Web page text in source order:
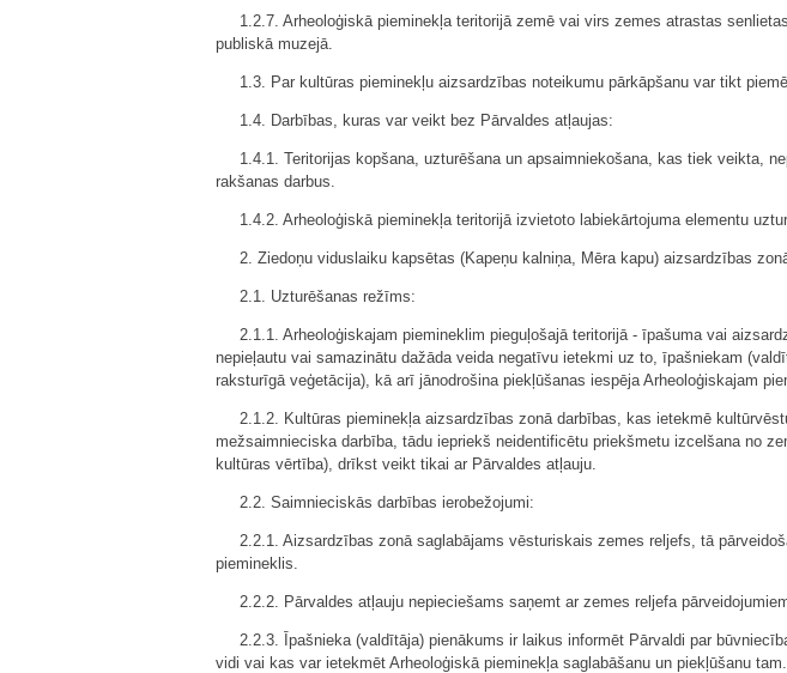
1.2.7. Arheoloģiskā pieminekļa teritorijā zemē vai virs zemes atrastas
publiskā muzejā.
1.3. Par kultūras pieminekļu aizsardzības noteikumu pārkāpšanu var tikt
1.4. Darbības, kuras var veikt bez Pārvaldes atļaujas:
1.4.1. Teritorijas kopšana, uzturēšana un apsaimniekošana, kas tiek veikta,
rakšanas darbus.
1.4.2. Arheoloģiskā pieminekļa teritorijā izvietoto labiekārtojuma elementu
2. Ziedoņu viduslaiku kapsētas (Kapeņu kalniņa, Mēra kapu) aizsardzības
2.1. Uzturēšanas režīms:
2.1.1. Arheoloģiskajam piemineklim pieguļošajā teritorijā - īpašuma vai
nepieļautu vai samazinātu dažāda veida negatīvu ietekmi uz to, īpašniekam
raksturīgā veģetācija), kā arī jānodrošina piekļūšanas iespēja Arheoloģiskajam
2.1.2. Kultūras pieminekļa aizsardzības zonā darbības, kas ietekmē
mežsaimnieciska darbība, tādu iepriekš neidentificētu priekšmetu izcelšana no
kultūras vērtība), drīkst veikt tikai ar Pārvaldes atļauju.
2.2. Saimnieciskās darbības ierobežojumi:
2.2.1. Aizsardzības zonā saglabājams vēsturiskais zemes reljefs, tā
piemineklis.
2.2.2. Pārvaldes atļauju nepieciešams saņemt ar zemes reljefa
2.2.3. Īpašnieka (valdītāja) pienākums ir laikus informēt Pārvaldi par
vidi vai kas var ietekmēt Arheoloģiskā pieminekļa saglabāšanu un piekļūšanu tam.